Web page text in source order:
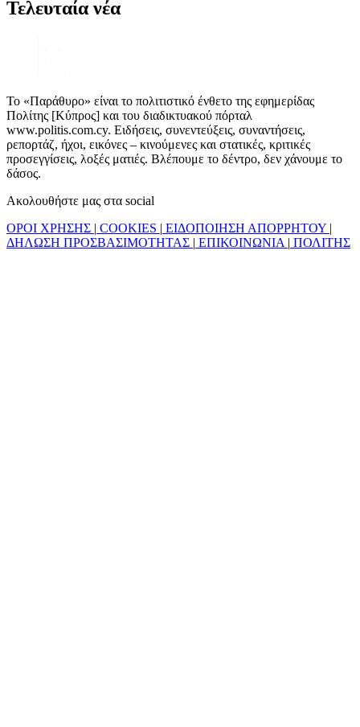
Τελευταία νέα
Το «Παράθυρο» είναι το πολιτιστικό ένθετο της εφημερίδας
Πολίτης [Κύπρος] και του διαδικτυακού πόρταλ
www.politis.com.cy. Ειδήσεις, συνεντεύξεις, συναντήσεις,
ρεπορτάζ, ήχοι, εικόνες – κινούμενες και στατικές, κριτικές
προσεγγίσεις, λοξές ματιές. Βλέπουμε το δέντρο, δεν χάνουμε το
δάσος.
Ακολουθήστε μας στα social
ΟΡΟΙ ΧΡΗΣΗΣ | COOKIES | ΕΙΔΟΠΟΙΗΣΗ ΑΠΟΡΡΗΤΟΥ |
ΔΗΛΩΣΗ ΠΡΟΣΒΑΣΙΜΟΤΗΤΑΣ | ΕΠΙΚΟΙΝΩΝΙΑ | ΠΟΛΙΤΗΣ